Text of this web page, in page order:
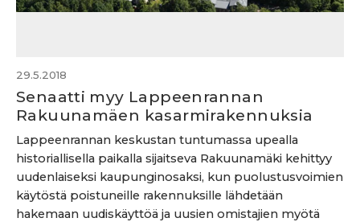
29.5.2018
Senaatti myy Lappeenrannan
Rakuunamäen kasarmirakennuksia
Lappeenrannan keskustan tuntumassa upealla
historiallisella paikalla sijaitseva Rakuunamäki kehittyy
uudenlaiseksi kaupunginosaksi, kun puolustusvoimien
käytöstä poistuneille rakennuksille lähdetään
hakemaan uudiskäyttöä ja uusien omistajien myötä